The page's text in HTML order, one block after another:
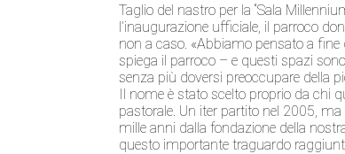
Taglio del nastro per la “Sala
l’inaugurazione ufficiale, il parroco
non a caso. «Abbiamo pensato a fine
spiega il parroco – e questi spazi
senza più doversi preoccupare della
Il nome è stato scelto proprio da chi
pastorale. Un iter partito nel 2005,
mille anni dalla fondazione della
questo importante traguardo